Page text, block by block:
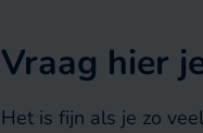
Vraag hier
Het is fijn als je zo